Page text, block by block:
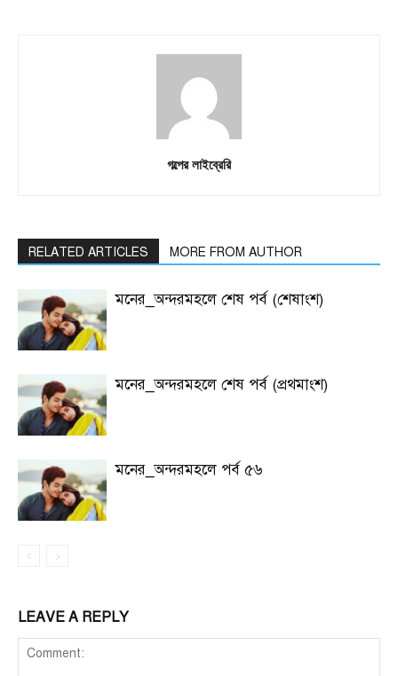
গল্পের লাইব্রেরি
RELATED ARTICLES MORE FROM AUTHOR
মনের_অন্দরমহলে শেষ পর্ব (শেষাংশ)
মনের_অন্দরমহলে শেষ পর্ব (প্রথমাংশ)
মনের_অন্দরমহলে পর্ব ৫৬
LEAVE A REPLY